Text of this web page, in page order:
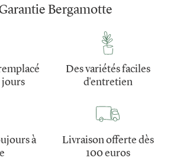
Bergamotte
jours
Des variétés faciles
d'entretien
à
Livraison offerte dès
100 euros